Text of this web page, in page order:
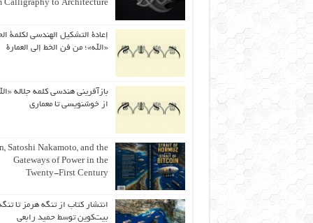
Calligraphy to Architecture
إعادة التشكيل الهندسي لكلمة
«الله»؛ من فن الخط إلى العمارة
بازآفرینی هندسی کلمه جلاله
از خوشنویسی تا معماری
Satoshi Nakamoto, and the
Gateways of Power in the
Twenty-First Century
انتشار کتاب از تنگه هرمز تا
بیت‌کوین توسط حمید رابعی